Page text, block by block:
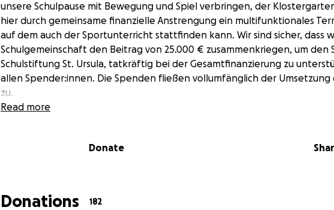
unsere Schulpause mit Bewegung und Spiel verbringen, der
hier durch gemeinsame finanzielle Anstrengung ein multifunktionales
auf dem auch der Sportunterricht stattfinden kann. Wir sind sicher, dass
Schulgemeinschaft den Beitrag von 25.000 € zusammenkriegen, um den
Schulstiftung St. Ursula, tatkräftig bei der Gesamtfinanzierung zu
allen Spender:innen. Die Spenden fließen vollumfänglich der
zu.
Read more
Donate
Donations 182